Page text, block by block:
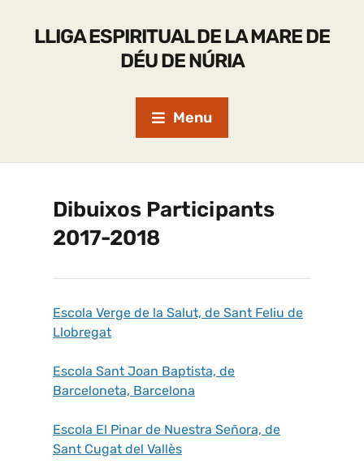
LLIGA ESPIRITUAL DE LA MARE DE
DÉU DE NÚRIA
Menu
Dibuixos Participants
2017-2018
Escola Verge de la Salut, de Sant Feliu de
Llobregat
Escola Sant Joan Baptista, de
Barceloneta, Barcelona
Escola El Pinar de Nuestra Señora, de
Sant Cugat del Vallès